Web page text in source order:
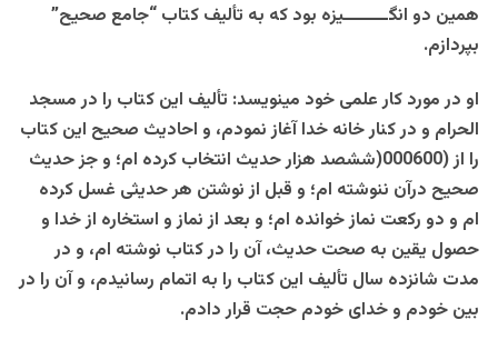
همین دو انگــــــــیزه بود که به تألیف کتاب “جامع صحیح”
بپردازم.
او در مورد کار علمی خود مینویسد: تألیف این کتاب را در مسجد
الحرام و در کنار خانه خدا آغاز نمودم، و احادیث صحیح این کتاب
را از (000600(ششصد هزار حدیث انتخاب کرده ام؛ و جز حدیث
صحیح درآن ننوشته ام؛ و قبل از نوشتن هر حدیثی غسل کرده
ام و دو رکعت نماز خوانده ام؛ و بعد از نماز و استخاره از خدا و
حصول یقین به صحت حدیث، آن را در کتاب نوشته ام، و در
مدت شانزده سال تألیف این کتاب را به اتمام رسانیدم، و آن را در
بین خودم و خدای خودم حجت قرار دادم.